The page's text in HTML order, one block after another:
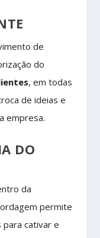
de
do
, em todas
de ideias e
empresa.
DO
da
permite
cativar e